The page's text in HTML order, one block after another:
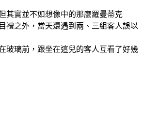
其實並不如想像中的那麼羅曼蒂克
禮之外，當天還遇到兩、三組客人誤以
玻璃前，跟坐在這兒的客人互看了好幾